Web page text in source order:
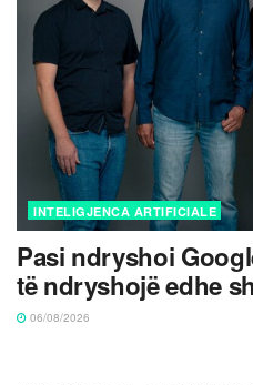
INTELIGJENCA ARTIFICIALE
Pasi ndryshoi
të ndryshojë edhe
06/08/2026